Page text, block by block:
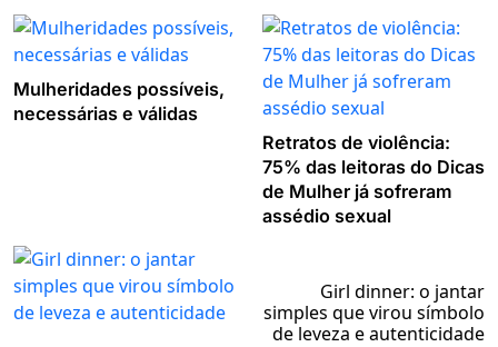
Mulheridades possíveis,
necessárias e válidas
Retratos de violência:
75% das leitoras do Dicas
de Mulher já sofreram
assédio sexual
Girl dinner: o jantar
simples que virou símbolo
de leveza e autenticidade